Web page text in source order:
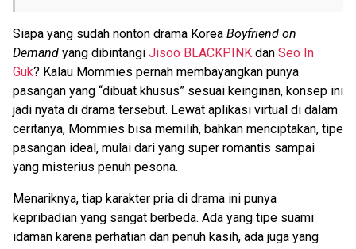
Siapa yang sudah nonton drama Korea Boyfriend on
Demand yang dibintangi Jisoo BLACKPINK dan Seo In
Guk? Kalau Mommies pernah membayangkan punya
pasangan yang “dibuat khusus” sesuai keinginan, konsep ini
jadi nyata di drama tersebut. Lewat aplikasi virtual di dalam
ceritanya, Mommies bisa memilih, bahkan menciptakan, tipe
pasangan ideal, mulai dari yang super romantis sampai
yang misterius penuh pesona.
Menariknya, tiap karakter pria di drama ini punya
kepribadian yang sangat berbeda. Ada yang tipe suami
idaman karena perhatian dan penuh kasih, ada juga yang